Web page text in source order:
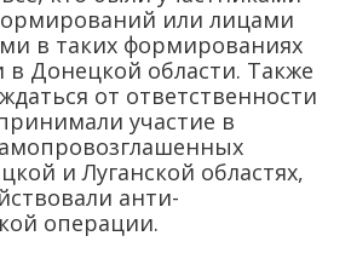
или лицами
в таких формированиях
Донецкой области. Также
от ответственности
участие в
и Луганской областях,
анти-
операции.